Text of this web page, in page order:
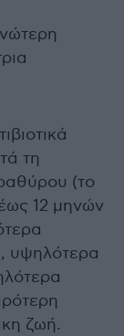
τη
(το
12 μηνών
υψηλότερα
ζωή.